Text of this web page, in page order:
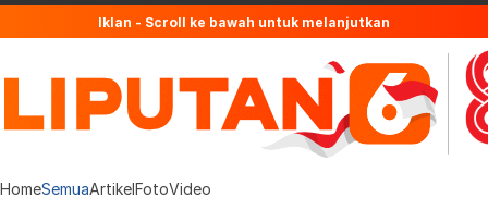
Iklan - Scroll ke bawah untuk melanjutkan
HomeSemuaArtikelFotoVideo